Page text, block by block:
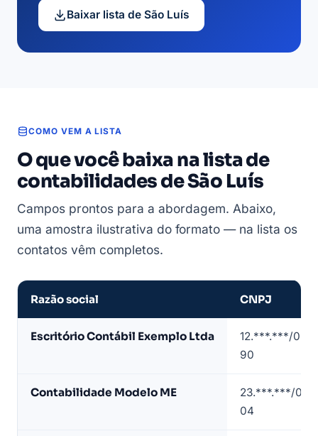
Baixar lista de São Luís
COMO VEM A LISTA
O que você baixa na lista de
contabilidades de São Luís
Campos prontos para a abordagem. Abaixo,
uma amostra ilustrativa do formato — na lista os
contatos vêm completos.
contabilidades
Razão social CNPJ
Escritório Contábil Exemplo Ltda
12.***.***/
90
Contabilidade Modelo ME
23.***.***/
04